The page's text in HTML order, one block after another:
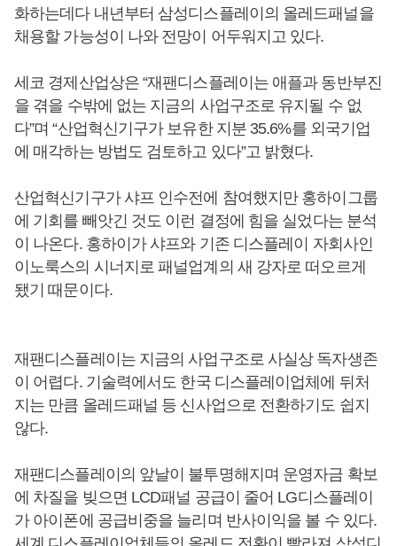
화하는데다 내년부터 삼성디스플레이의 올레드패널을
채용할 가능성이 나와 전망이 어두워지고 있다.
세코 경제산업상은 “재팬디스플레이는 애플과 동반부진
을 겪을 수밖에 없는 지금의 사업구조로 유지될 수 없
다”며 “산업혁신기구가 보유한 지분 35.6%를 외국기업
에 매각하는 방법도 검토하고 있다”고 밝혔다.
산업혁신기구가 샤프 인수전에 참여했지만 홍하이그룹
에 기회를 빼앗긴 것도 이런 결정에 힘을 실었다는 분석
이 나온다. 홍하이가 샤프와 기존 디스플레이 자회사인
이노룩스의 시너지로 패널업계의 새 강자로 떠오르게
됐기 때문이다.
재팬디스플레이는 지금의 사업구조로 사실상 독자생존
이 어렵다. 기술력에서도 한국 디스플레이업체에 뒤처
지는 만큼 올레드패널 등 신사업으로 전환하기도 쉽지
않다.
재팬디스플레이의 앞날이 불투명해지며 운영자금 확보
에 차질을 빚으면 LCD패널 공급이 줄어 LG디스플레이
가 아이폰에 공급비중을 늘리며 반사이익을 볼 수 있다.